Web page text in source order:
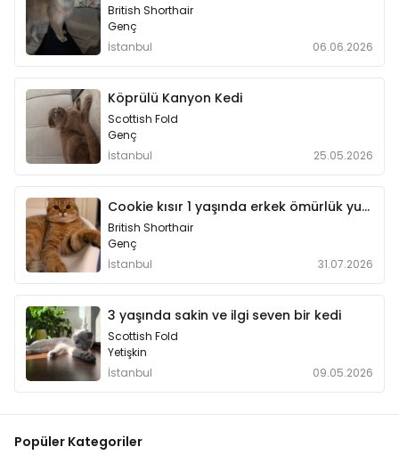
British Shorthair
Genç
İstanbul
06.06.2026
Köprülü Kanyon Kedi
Scottish Fold
Genç
İstanbul
25.05.2026
Cookie kısır 1 yaşında erkek ömürlük yuvasını arıyyor
British Shorthair
Genç
İstanbul
31.07.2026
3 yaşında sakin ve ilgi seven bir kedi
Scottish Fold
Yetişkin
İstanbul
09.05.2026
Popüler Kategoriler